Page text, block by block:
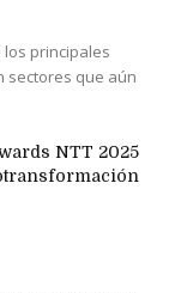
principales
sectores que aún
NTT 2025